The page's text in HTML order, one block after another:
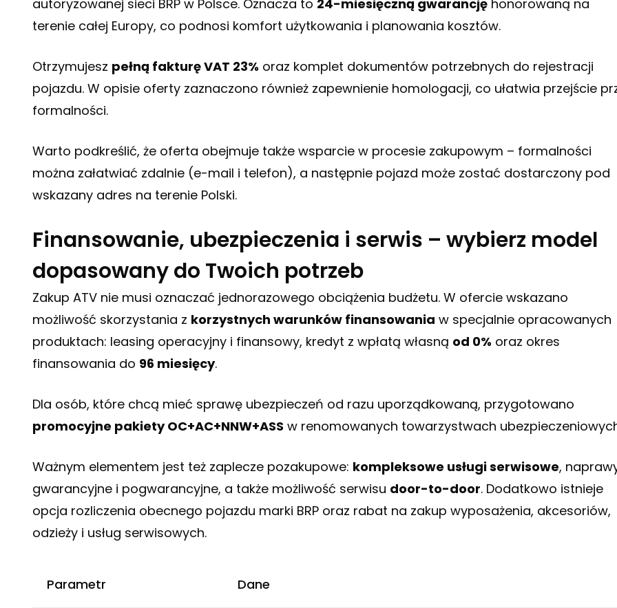
autoryzowanej sieci BRP w Polsce. Oznacza to 24-miesięczną gwarancję honorowaną na
terenie całej Europy, co podnosi komfort użytkowania i planowania kosztów.
Otrzymujesz pełną fakturę VAT 23% oraz komplet dokumentów potrzebnych do rejestracji
pojazdu. W opisie oferty zaznaczono również zapewnienie homologacji, co ułatwia przejście
formalności.
Warto podkreślić, że oferta obejmuje także wsparcie w procesie zakupowym – formalności
można załatwiać zdalnie (e-mail i telefon), a następnie pojazd może zostać dostarczony pod
wskazany adres na terenie Polski.
Finansowanie, ubezpieczenia i serwis – wybierz model
dopasowany do Twoich potrzeb
Zakup ATV nie musi oznaczać jednorazowego obciążenia budżetu. W ofercie wskazano
możliwość skorzystania z korzystnych warunków finansowania w specjalnie opracowanych
produktach: leasing operacyjny i finansowy, kredyt z wpłatą własną od 0% oraz okres
finansowania do 96 miesięcy.
Dla osób, które chcą mieć sprawę ubezpieczeń od razu uporządkowaną, przygotowano
promocyjne pakiety OC+AC+NNW+ASS w renomowanych towarzystwach
Ważnym elementem jest też zaplecze pozakupowe: kompleksowe usługi serwisowe,
gwarancyjne i pogwarancyjne, a także możliwość serwisu door-to-door. Dodatkowo istnieje
opcja rozliczenia obecnego pojazdu marki BRP oraz rabat na zakup wyposażenia, akcesoriów,
odzieży i usług serwisowych.
Parametr Dane